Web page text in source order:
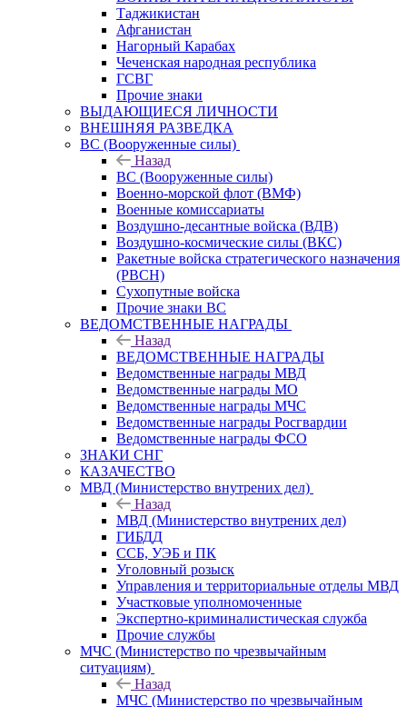
Таджикистан
Афганистан
Нагорный Карабах
Чеченская народная республика
ГСВГ
Прочие знаки
ВЫДАЮЩИЕСЯ ЛИЧНОСТИ
ВНЕШНЯЯ РАЗВЕДКА
ВС (Вооруженные силы)
Назад
ВС (Вооруженные силы)
Военно-морской флот (ВМФ)
Военные комиссариаты
Воздушно-десантные войска (ВДВ)
Воздушно-космические силы (ВКС)
Ракетные войска стратегического назначения
(РВСН)
Сухопутные войска
Прочие знаки ВС
ВЕДОМСТВЕННЫЕ НАГРАДЫ
Назад
ВЕДОМСТВЕННЫЕ НАГРАДЫ
Ведомственные награды МВД
Ведомственные награды МО
Ведомственные награды МЧС
Ведомственные награды Росгвардии
Ведомственные награды ФСО
ЗНАКИ СНГ
КАЗАЧЕСТВО
МВД (Министерство внутрених дел)
Назад
МВД (Министерство внутрених дел)
ГИБДД
ССБ, УЭБ и ПК
Уголовный розыск
Управления и территориальные отделы МВД
Участковые уполномоченные
Экспертно-криминалистическая служба
Прочие службы
МЧС (Министерство по чрезвычайным
ситуациям)
Назад
МЧС (Министерство по чрезвычайным